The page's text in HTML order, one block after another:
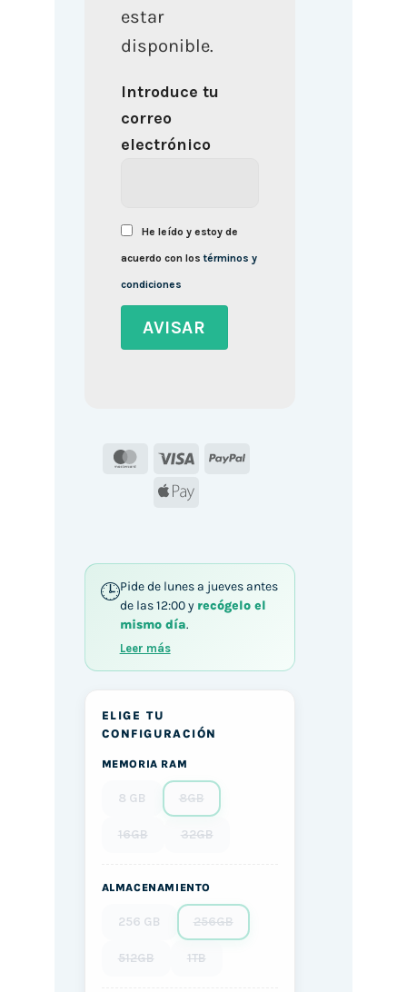
estar
disponible.
Introduce tu
correo
electrónico
He leído y estoy de
acuerdo con lostérminos y
condiciones
MasterCard
Visa
PayPal
Apple
Pide de lunes a jueves antes
de las 12:00 y recógelo el
mismo día.
Leer más
ELIGE TU
CONFIGURACIÓN
MEMORIA RAM
8 GB 8GB
16GB 32GB
ALMACENAMIENTO
256 GB 256GB
512GB 1TB